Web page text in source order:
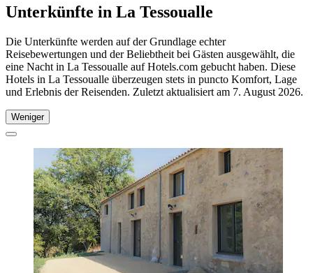
Unterkünfte in La Tessoualle
Die Unterkünfte werden auf der Grundlage echter
Reisebewertungen und der Beliebtheit bei Gästen ausgewählt, die
eine Nacht in La Tessoualle auf Hotels.com gebucht haben. Diese
Hotels in La Tessoualle überzeugen stets in puncto Komfort, Lage
und Erlebnis der Reisenden. Zuletzt aktualisiert am 7. August 2026.
Weniger